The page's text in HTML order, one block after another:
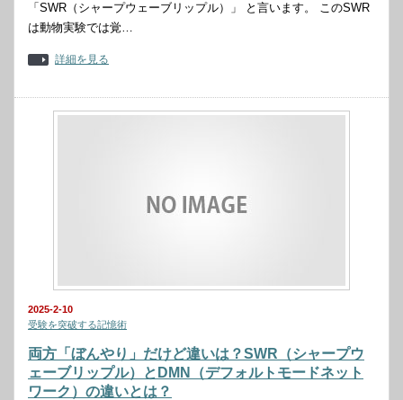
「SWR（シャープウェーブリップル）」 と言います。 このSWR
は動物実験では覚…
詳細を見る
2025-2-10
受験を突破する記憶術
両方「ぼんやり」だけど違いは？SWR（シャープウ
ェーブリップル）とDMN（デフォルトモードネット
ワーク）の違いとは？